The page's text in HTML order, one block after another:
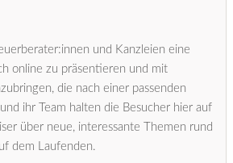
und Kanzleien eine
online zu präsentieren und mit
die nach einer passenden
ihr Team halten die Besucher hier auf
über neue, interessante Themen rund
dem Laufenden.